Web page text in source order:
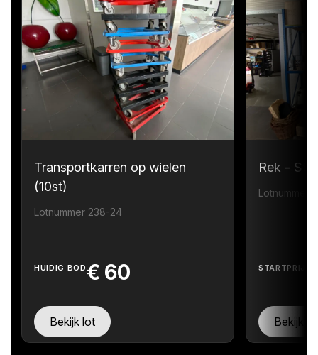
Transportkarren op wielen
(10st)
Lotnummer 238-24
HUIDIG BOD€ 60
Bekijk lot
Rek -
Lotnummer
STARTPRIJS
Bekijk